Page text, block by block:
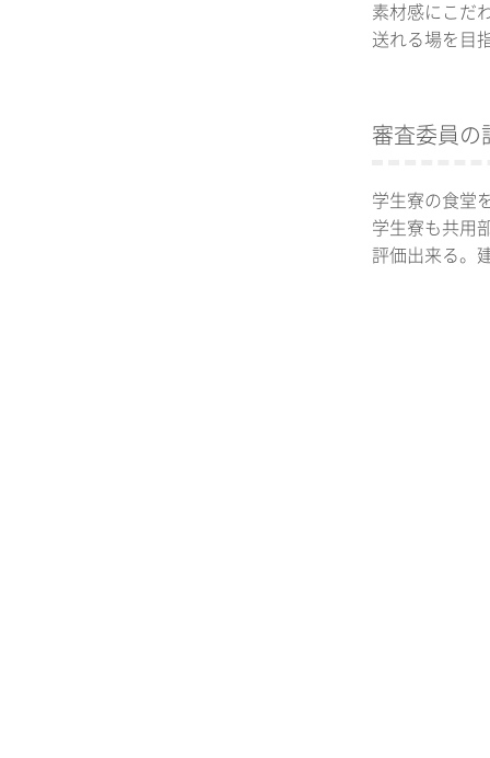
素材感にこだ
送れる場を目
審査委員の
学生寮の食堂
学生寮も共用
評価出来る。